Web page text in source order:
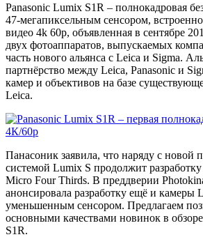
Panasonic Lumix S1R – полнокадровая
47-мегапиксельным сенсором,
видео 4k 60p, объявленная в сентябре
двух фотоаппаратов, выпускаемых
часть нового альянса с Leica и Sigma.
партнёрство между Leica, Panasonic и
камер и объективов на базе
Leica.
Панасоник заявила, что наряду с новой
системой Lumix S продолжит
Micro Four Thirds. В преддверии
анонсировала разработку ещё и камеры
уменьшенным сенсором. Предлагаем
основными качествами новинок в
S1R.